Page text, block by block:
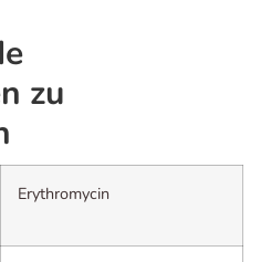
zu
Erythromycin